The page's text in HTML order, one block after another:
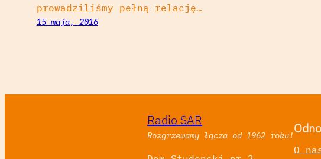
prowadziliśmy pełną relację…
15 maja, 2016
Radio SAR
Rozgrzewamy łącza od 1962 roku!
O